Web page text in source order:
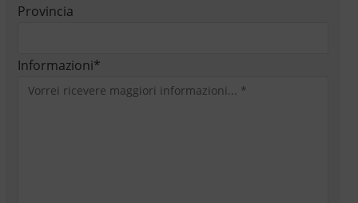
Provincia
Informazioni*